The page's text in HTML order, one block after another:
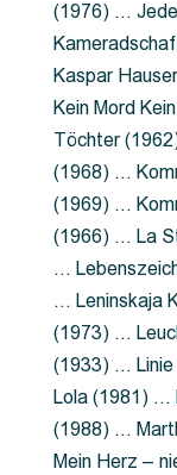
(1976) …
Kaspar
Kein Mord
Töchter
(1968) …
(1969) …
(1966) … La
…
… Leninskaja
(1973) …
(1933) …
Lola (1981) …
(1988) …
Mein Herz –